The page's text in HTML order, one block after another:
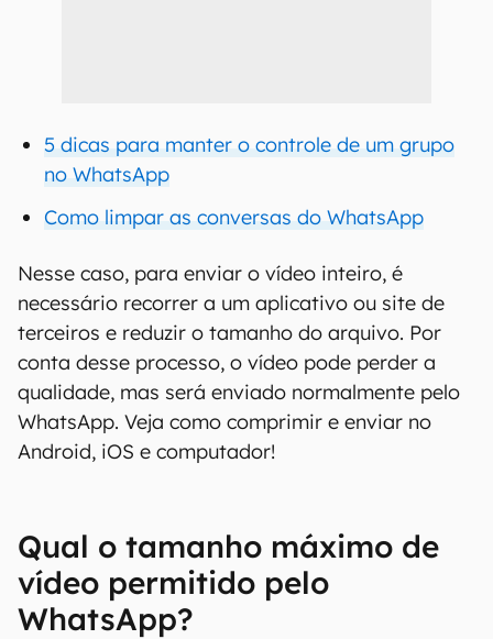
5 dicas para manter o controle de um grupo
no WhatsApp
Como limpar as conversas do WhatsApp
Nesse caso, para enviar o vídeo inteiro, é
necessário recorrer a um aplicativo ou site de
terceiros e reduzir o tamanho do arquivo. Por
conta desse processo, o vídeo pode perder a
qualidade, mas será enviado normalmente pelo
WhatsApp. Veja como comprimir e enviar no
Android, iOS e computador!
Qual o tamanho máximo de
vídeo permitido pelo
WhatsApp?